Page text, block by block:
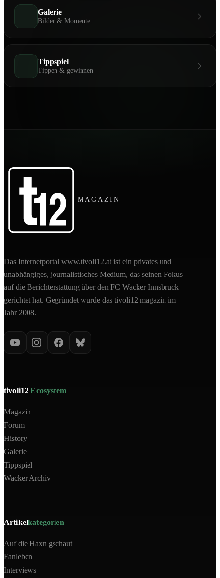
Galerie
Bilder & Momente
Tippspiel
Tippen & gewinnen
MAGAZIN
Das Internetportal www.tivoli12.at ist ein privates und
unabhängiges, journalistisches Medium, das seinen Fokus
auf die Berichterstattung über den FC Wacker Innsbruck
gerichtet hat. Gegründet wurde das tivoli12 magazin im
Jahr 2008.
tivoli12Ecosystem
Magazin
Forum
History
Galerie
Tippspiel
Wacker Archiv
Artikelkategorien
Auf die Haxn gschaut
Fanleben
Interviews